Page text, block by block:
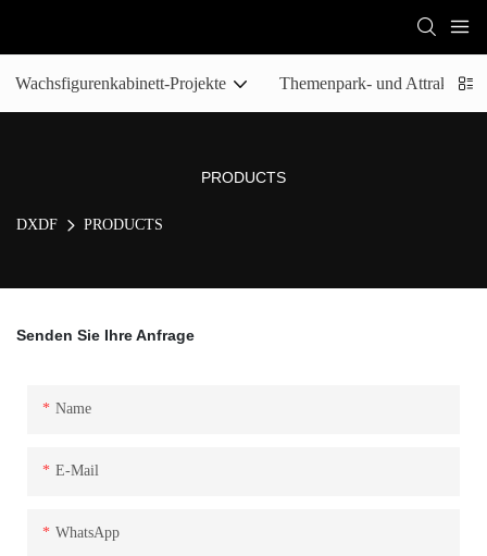
Wachsfigurenkabinett-Projekte Themenpark- und
PRODUCTS
DXDF PRODUCTS
Senden Sie Ihre Anfrage
Name
E-Mail
WhatsApp